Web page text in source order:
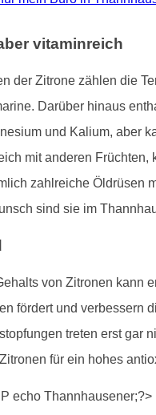
vitaminreich
der Zitrone zählen die
Darüber hinaus
und Kalium, aber
mit anderen
zahlreiche Öldrüsen
sind sie im
von Zitronen kann
fördert und verbessern
treten erst gar
für ein hohes